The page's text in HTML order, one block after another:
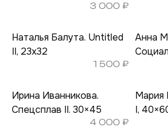
3 000 ₽
Наталья Балута. Untitled
II, 23х32
1 500 ₽
Ирина Иванникова.
Спецсплав II. 30×45
4 000 ₽
Анна
Мария
I,